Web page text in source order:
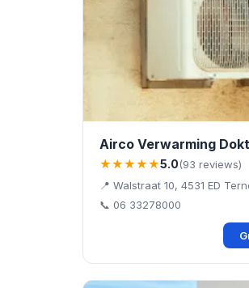
Airco Verwarming
★★★★★5.0(93 reviews)
📍 Walstraat 10, 4531 ED
📞 06 33278000